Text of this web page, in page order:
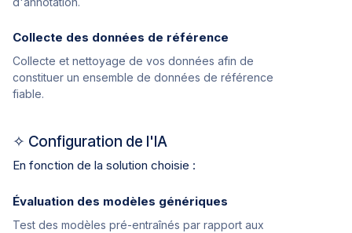
Collecte des données de référence
Collecte et nettoyage de vos données afin de
constituer un ensemble de données de référence
fiable.
✧ Configuration de l'IA
En fonction de la solution choisie :
Évaluation des modèles génériques
Test des modèles pré-entraînés par rapport aux